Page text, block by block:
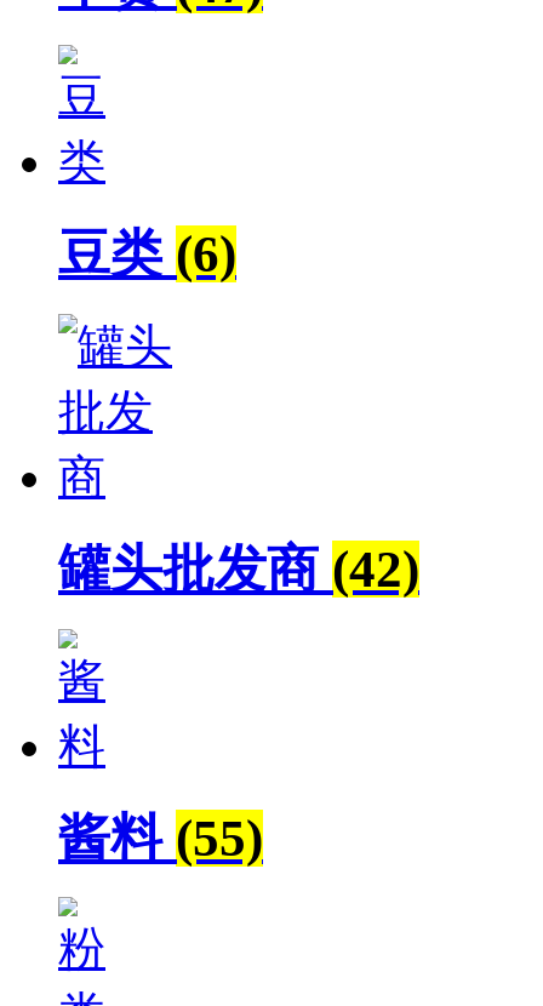
豆类 (6)
罐头批发商 (42)
酱料 (55)